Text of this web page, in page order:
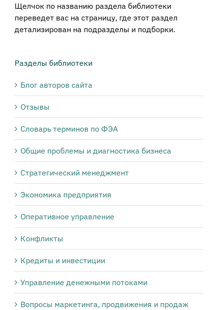
Щелчок по названию раздела библиотеки
переведет вас на страницу, где этот раздел
детализирован на подразделы и подборки.
Разделы библиотеки
Блог авторов сайта
Отзывы
Словарь терминов по ФЭА
Общие проблемы и диагностика бизнеса
Стратегический менеджмент
Экономика предприятия
Оперативное управление
Конфликты
Кредиты и инвестиции
Управление денежными потоками
Вопросы маркетинга, продвижения и продаж